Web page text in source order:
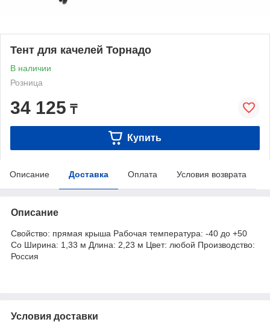
Тент для качелей Торнадо
В наличии
Розница
34 125 ₸
Купить
Описание Доставка Оплата Условия возврата
Описание
Свойство: прямая крыша Рабочая температура: -40 до +50
Co Ширина: 1,33 м Длина: 2,23 м Цвет: любой Производство:
Россия
Условия доставки